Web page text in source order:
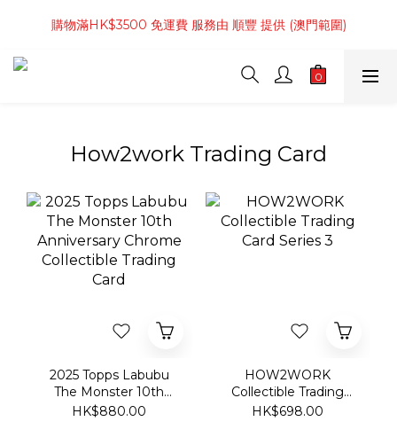
購物滿 4件商品 或 HK$800起 免運費 服務由 順豐 提供 (香港範
圍)
購物滿HK$3500 免運費 服務由 順豐 提供 (澳門範圍)
購物滿 4件商品 或 HK$800起 免運費 服務由 順豐 提供 (香港範
How2work Trading Card
2025 Topps Labubu
The Monster 10th
Anniversary Chrome
HK$880.00
HOW2WORK
Collectible Trading
Card Series 3
HK$698.00